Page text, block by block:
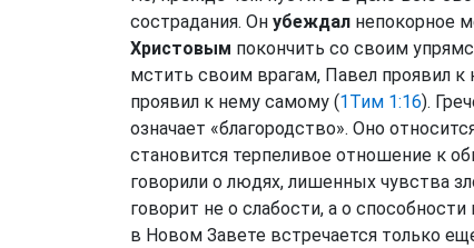
сострадания. Он убеждал непокорное
Христовым покончить со своим
мстить своим врагам, Павел проявил
проявил к нему самому (1Тим 1:16).
означает «благородство». Оно
становится терпеливое отношение к
говорили о людях, лишенных чувства
говорит не о слабости, а о
в Новом Завете встречается только